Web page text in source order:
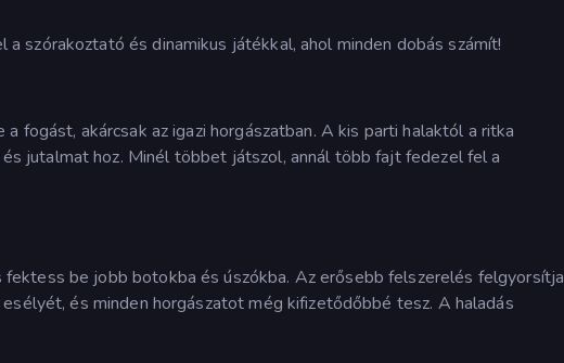
szórakoztató és dinamikus játékkal, ahol minden dobás számít!
fogást, akárcsak az igazi horgászatban. A kis parti halaktól a ritka
jutalmat hoz. Minél többet játszol, annál több fajt fedezel fel a
be jobb botokba és úszókba. Az erősebb felszerelés felgyorsítja
és minden horgászatot még kifizetődőbbé tesz. A haladás